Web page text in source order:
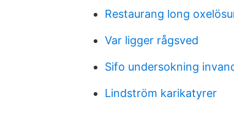
Restaurang long
Var ligger rågsved
Sifo undersokning
Lindström karikatyrer